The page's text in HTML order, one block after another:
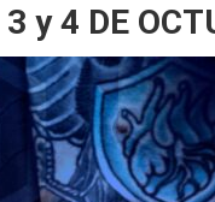
y 4 DE